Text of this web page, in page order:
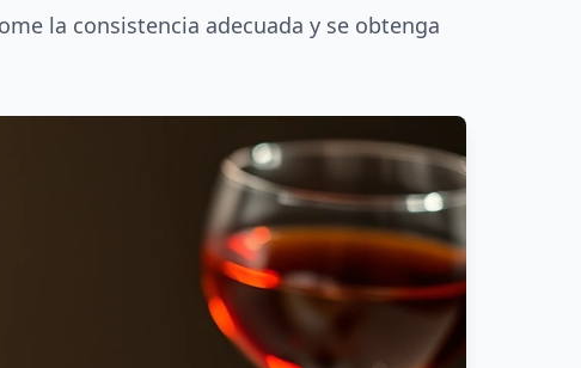
la consistencia adecuada y se obtenga